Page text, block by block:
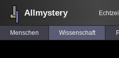
Allmystery
Menschen Wissenschaft